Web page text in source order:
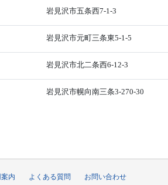
岩見沢市五条西7-1-3
岩見沢市元町三条東5-1-5
岩見沢市北二条西6-12-3
岩見沢市幌向南三条3-270-30
内 よくある質問 お問い合わせ